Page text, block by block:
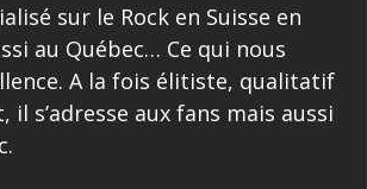
sur le Rock en Suisse en
au Québec… Ce qui nous
A la fois élitiste, qualitatif
il s’adresse aux fans mais aussi